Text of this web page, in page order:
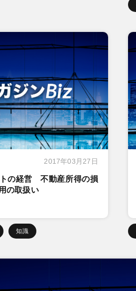
2017年03月27日
の経営 不動産所得の損
の取扱い
知識